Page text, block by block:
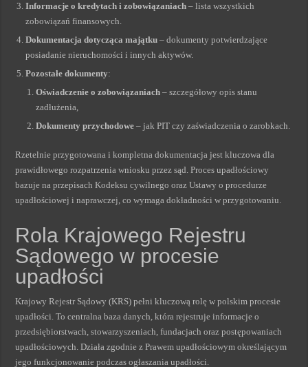
Informacje o kredytach i zobowiązaniach – lista wszystkich
zobowiązań finansowych.
Dokumentacja dotycząca majątku – dokumenty potwierdzające
posiadanie nieruchomości i innych aktywów.
Pozostałe dokumenty:
Oświadczenie o zobowiązaniach – szczegółowy opis stanu
zadłużenia,
Dokumenty przychodowe – jak PIT czy zaświadczenia o zarobkach.
Rzetelnie przygotowana i kompletna dokumentacja jest kluczowa dla
prawidłowego rozpatrzenia wniosku przez sąd. Proces upadłościowy
bazuje na przepisach Kodeksu cywilnego oraz Ustawy o procedurze
upadłościowej i naprawczej, co wymaga dokładności w przygotowaniu.
Rola Krajowego Rejestru
Sądowego w procesie
upadłości
Krajowy Rejestr Sądowy (KRS) pełni kluczową rolę w polskim procesie
upadłości. To centralna baza danych, która rejestruje informacje o
przedsiębiorstwach, stowarzyszeniach, fundacjach oraz postępowaniach
upadłościowych. Działa zgodnie z Prawem upadłościowym określającym
jego funkcjonowanie podczas ogłaszania upadłości.